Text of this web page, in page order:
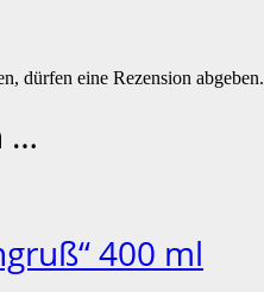
dürfen eine Rezension abgeben.
…
400 ml